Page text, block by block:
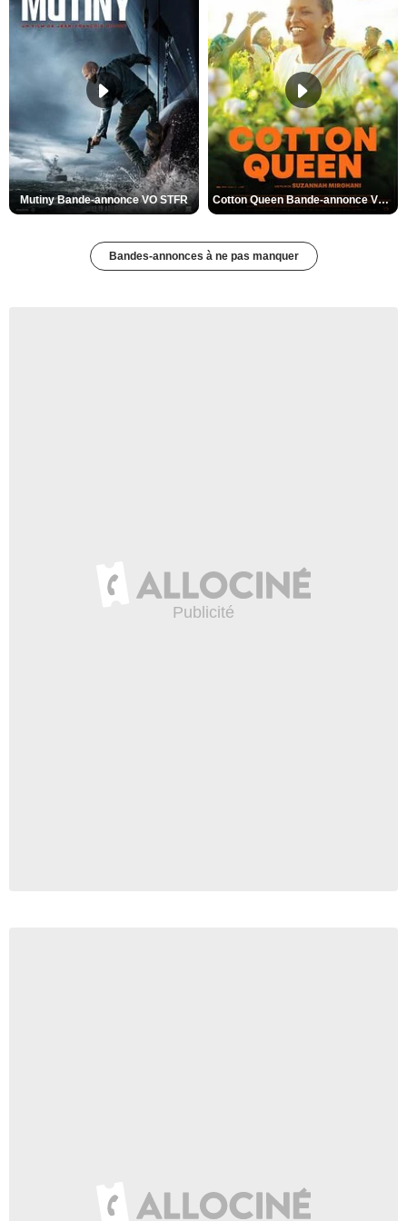
Mutiny Bande-annonce VO STFR Cotton Queen Bande-annonce VO STFR
Bandes-annonces à ne pas manquer